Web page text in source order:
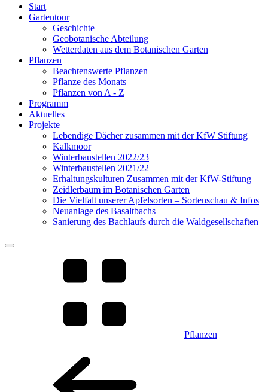
Start
Gartentour
Geschichte
Geobotanische Abteilung
Wetterdaten aus dem Botanischen Garten
Pflanzen
Beachtenswerte Pflanzen
Pflanze des Monats
Pflanzen von A - Z
Programm
Aktuelles
Projekte
Lebendige Dächer zusammen mit der KfW Stiftung
Kalkmoor
Winterbaustellen 2022/23
Winterbaustellen 2021/22
Erhaltungskulturen Zusammen mit der KfW-Stiftung
Zeidlerbaum im Botanischen Garten
Die Vielfalt unserer Apfelsorten – Sortenschau & Infos
Neuanlage des Basaltbachs
Sanierung des Bachlaufs durch die Waldgesellschaften
Pflanzen